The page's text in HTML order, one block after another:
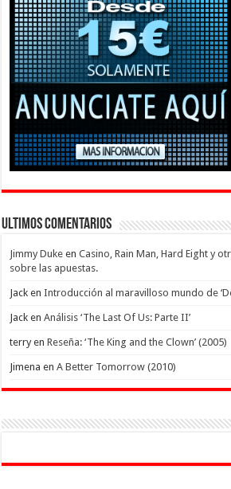
Ultimos Comentarios
Jimmy Duke enCasino, Rain Man, Hard Eight y
sobre las apuestas.
Jack enIntroducción al maravilloso mundo de
Jack enAnálisis ‘The Last Of Us: Parte II’
terryenReseña: ‘The King and the Clown’ (2005)
Jimena enA Better Tomorrow (2010)